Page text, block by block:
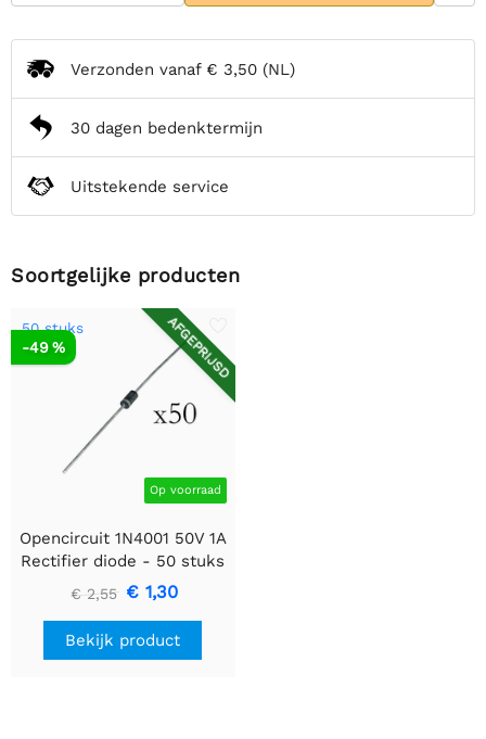
Verzonden vanaf € 3,50 (NL)
30 dagen bedenktermijn
Uitstekende service
Soortgelijke producten
AFGEPRIJSD
50 stuks
Op voorraad
-49 %
Opencircuit 1N4001 50V 1A
Rectifier diode - 50 stuks
€ 2,55 € 1,30
Bekijk product